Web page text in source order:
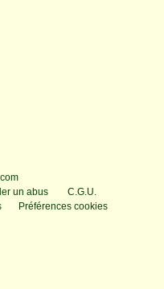
un abus
C.G.U.
Préférences cookies